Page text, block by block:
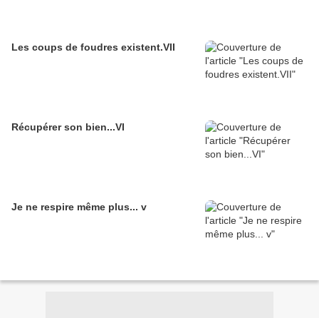
Les coups de foudres existent.VII
Récupérer son bien...VI
Je ne respire même plus... v